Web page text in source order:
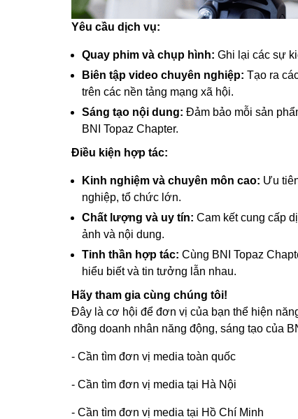
Yêu cầu dịch vụ:
Quay phim và chụp hình: Ghi lại các sự
Biên tập video chuyên nghiệp: Tạo ra
trên các nền tảng mạng xã hội.
Sáng tạo nội dung: Đảm bảo mỗi sản
BNI Topaz Chapter.
Điều kiện hợp tác:
Kinh nghiệm và chuyên môn cao: Ưu
nghiệp, tổ chức lớn.
Chất lượng và uy tín: Cam kết cung cấp
ảnh và nội dung.
Tinh thần hợp tác: Cùng BNI Topaz
hiểu biết và tin tưởng lẫn nhau.
Hãy tham gia cùng chúng tôi!
Đây là cơ hội để đơn vị của bạn thể hiện
đồng doanh nhân năng động, sáng tạo của
- Cần tìm đơn vị media toàn quốc
- Cần tìm đơn vị media tại Hà Nội
- Cần tìm đơn vị media tại Hồ Chí Minh